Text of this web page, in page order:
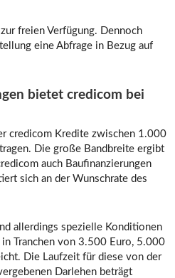
freien Verfügung. Dennoch
eine Abfrage in Bezug auf
bietet credicom bei
credicom Kredite zwischen 1.000
Die große Bandbreite ergibt
auch Baufinanzierungen
sich an der Wunschrate des
allerdings spezielle Konditionen
Tranchen von 3.500 Euro, 5.000
Die Laufzeit für diese von der
Darlehen beträgt